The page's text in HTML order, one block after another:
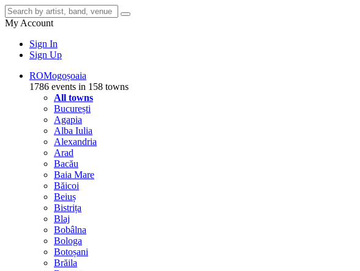
My Account
Sign In
Sign Up
ROMogoșoaia
1786 events in 158 towns
All towns
București
Agapia
Alba Iulia
Alexandria
Arad
Bacău
Baia Mare
Băicoi
Beiuș
Bistrița
Blaj
Bobâlna
Bologa
Botoșani
Brăila